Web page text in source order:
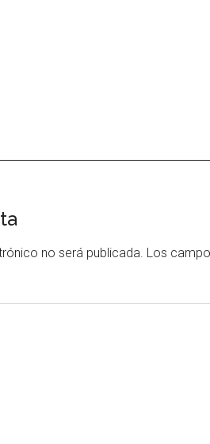
no será publicada. Los